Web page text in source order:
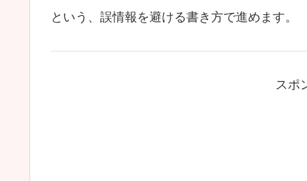
という、誤情報を避ける書き方で進めます。
スポ